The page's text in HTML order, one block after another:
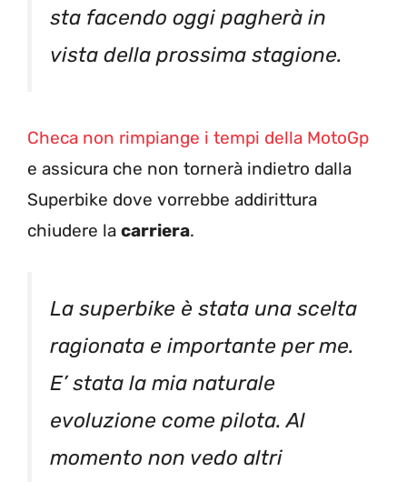
sta facendo oggi pagherà in
vista della prossima stagione.
Checa non rimpiange i tempi della MotoGp
e assicura che non tornerà indietro dalla
Superbike dove vorrebbe addirittura
chiudere la carriera.
La superbike è stata una scelta
ragionata e importante per me.
E’ stata la mia naturale
evoluzione come pilota. Al
momento non vedo altri